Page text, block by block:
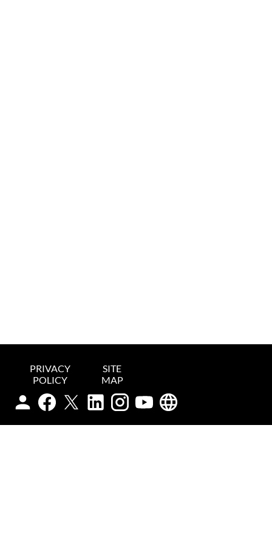
PRIVACY
POLICY
SITE
MAP